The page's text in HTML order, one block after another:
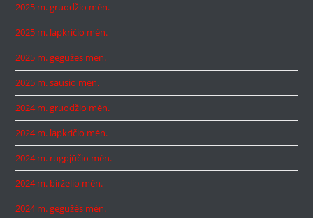
2025 m. gruodžio mėn.
2025 m. lapkričio mėn.
2025 m. gegužės mėn.
2025 m. sausio mėn.
2024 m. gruodžio mėn.
2024 m. lapkričio mėn.
2024 m. rugpjūčio mėn.
2024 m. birželio mėn.
2024 m. gegužės mėn.